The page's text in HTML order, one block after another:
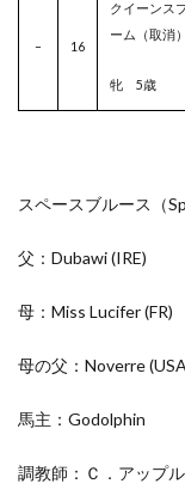
– 16
クイーンス
ーム（取消）
牝 5歳
スペースブルース（
父：Dubawi(IRE)
母：Miss Lucifer(FR)
母の父：Noverre
馬主：Godolphin
調教師：Ｃ．アップ